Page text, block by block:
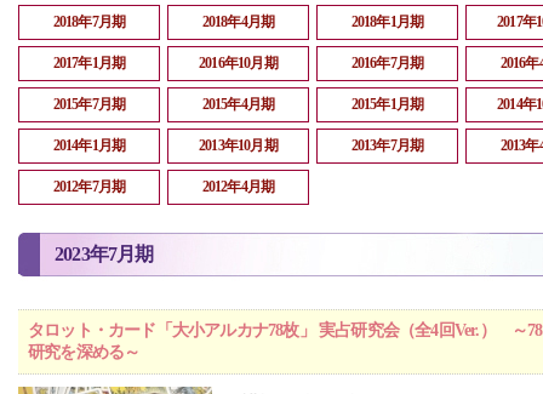
2018年7月期 2018年4月期 2018年1月期 2017年
2017年1月期 2016年10月期 2016年7月期 2016
2015年7月期 2015年4月期 2015年1月期 2014年
2014年1月期 2013年10月期 2013年7月期 2013
2012年7月期 2012年4月期
2023年7月期
タロット・カード「大小アルカナ78枚」 実占研究会（全4回Ver.） ～
研究を深める～